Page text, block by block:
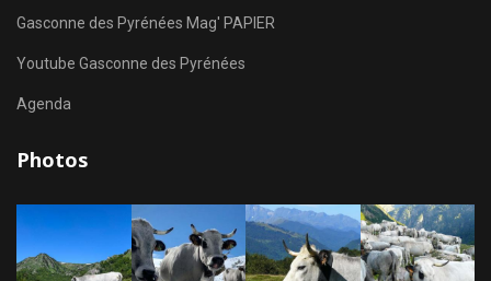
Gasconne des Pyrénées Mag' PAPIER
Youtube Gasconne des Pyrénées
Agenda
Photos